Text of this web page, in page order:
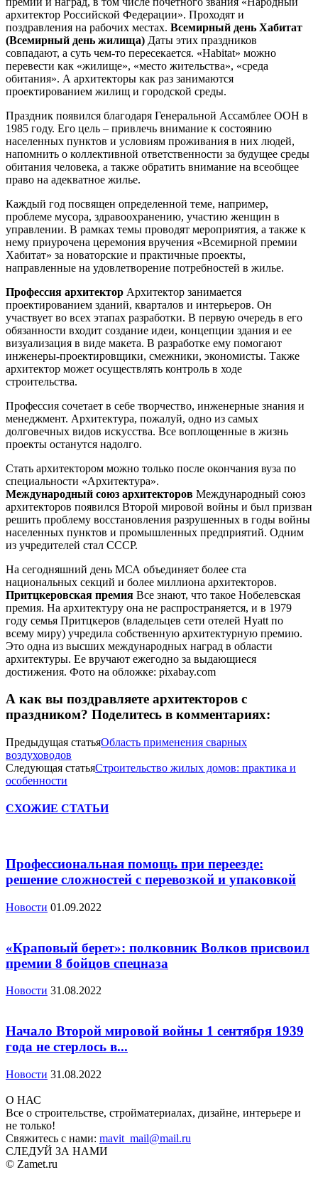
архитектор Российской Федерации». Проходят и
поздравления на рабочих местах. Всемирный день Хабитат
(Всемирный день жилища) Даты этих праздников
совпадают, а суть чем-то пересекается. «Habitat» можно
перевести как «жилище», «место жительства», «среда
обитания». А архитекторы как раз занимаются
проектированием жилищ и городской среды.
Праздник появился благодаря Генеральной Ассамблее ООН в
1985 году. Его цель – привлечь внимание к состоянию
населенных пунктов и условиям проживания в них людей,
напомнить о коллективной ответственности за будущее среды
обитания человека, а также обратить внимание на всеобщее
право на адекватное жилье.
Каждый год посвящен определенной теме, например,
проблеме мусора, здравоохранению, участию женщин в
управлении. В рамках темы проводят мероприятия, а также к
нему приурочена церемония вручения «Всемирной премии
Хабитат» за новаторские и практичные проекты,
направленные на удовлетворение потребностей в жилье.
Профессия архитектор Архитектор занимается
проектированием зданий, кварталов и интерьеров. Он
участвует во всех этапах разработки. В первую очередь в его
обязанности входит создание идеи, концепции здания и ее
визуализация в виде макета. В разработке ему помогают
инженеры-проектировщики, смежники, экономисты. Также
архитектор может осуществлять контроль в ходе
строительства.
Профессия сочетает в себе творчество, инженерные знания и
менеджмент. Архитектура, пожалуй, одно из самых
долговечных видов искусства. Все воплощенные в жизнь
проекты останутся надолго.
Стать архитектором можно только после окончания вуза по
специальности «Архитектура».
Международный союз архитекторов Международный союз
архитекторов появился Второй мировой войны и был призван
решить проблему восстановления разрушенных в годы войны
населенных пунктов и промышленных предприятий. Одним
из учредителей стал СССР.
На сегодняшний день МСА объединяет более ста
национальных секций и более миллиона архитекторов.
Притцкеровская премия Все знают, что такое Нобелевская
премия. На архитектуру она не распространяется, и в 1979
году семья Притцкеров (владельцев сети отелей Hyatt по
всему миру) учредила собственную архитектурную премию.
Это одна из высших международных наград в области
архитектуры. Ее вручают ежегодно за выдающиеся
достижения. Фото на обложке: pixabay.com
А как вы поздравляете архитекторов с
праздником? Поделитесь в комментариях:
Предыдущая статьяОбласть применения сварных
воздуховодов
Следующая статьяСтроительство жилых домов: практика и
особенности
СХОЖИЕ СТАТЬИ
Профессиональная помощь при переезде:
решение сложностей с перевозкой и упаковкой
Новости 01.09.2022
«Краповый берет»: полковник Волков присвоил
премии 8 бойцов спецназа
Новости 31.08.2022
Начало Второй мировой войны 1 сентября 1939
года не стерлось в...
Новости 31.08.2022
О НАС
Все о строительстве, стройматериалах, дизайне, интерьере и
не только!
Свяжитесь с нами: mavit_mail@mail.ru
СЛЕДУЙ ЗА НАМИ
© Zamet.ru